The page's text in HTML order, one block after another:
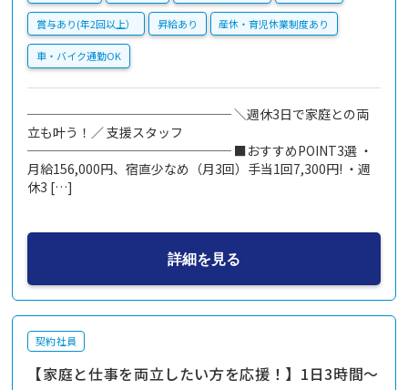
賞与あり(年2回以上） 昇給あり 産休・育児休業制度あり
車・バイク通勤OK
──────────────── ＼週休3日で家庭との両
立も叶う！／ 支援スタッフ
──────────────── ■おすすめPOINT3選 ・
月給156,000円、宿直少なめ（月3回）手当1回7,300円! ・週
休3 […]
詳細を見る
契約社員
【家庭と仕事を両立したい方を応援！】1日3時間～